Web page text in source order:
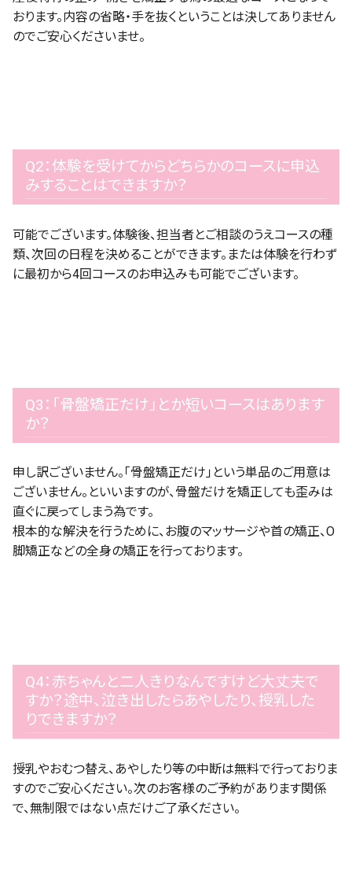
おります。内容の省略・手を抜くということは決してありません
のでご安心くださいませ。
Q2：体験を受けてからどちらかのコースに申込
みすることはできますか？
可能でございます。体験後、担当者とご相談のうえコースの種
類、次回の日程を決めることができます。または体験を行わず
に最初から4回コースのお申込みも可能でございます。
Q3：「骨盤矯正だけ」とか短いコースはあります
か？
申し訳ございません。「骨盤矯正だけ」という単品のご用意は
ございません。といいますのが、骨盤だけを矯正しても歪みは
直ぐに戻ってしまう為です。
根本的な解決を行うために、お腹のマッサージや首の矯正、O
脚矯正などの全身の矯正を行っております。
Q4：赤ちゃんと二人きりなんですけど大丈夫で
すか？途中、泣き出したらあやしたり、授乳した
りできますか？
授乳やおむつ替え、あやしたり等の中断は無料で行っておりま
すのでご安心ください。次のお客様のご予約があります関係
で、無制限ではない点だけご了承ください。